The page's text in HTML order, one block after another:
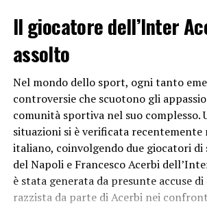
infrastrutture. Ovviamente per
necessario tenere una direzione
transizione.
Ad oggi, però, resta certo il dato
delsistema energetico europeo,
disposto alcuno stop circa
importante, quindi, evitare che venga
cooperazione tra gli Stati Membri e
agire a fronte di misure di
efficaci.
Il giocatore dell’Inter
assolto
Nel mondo dello sport, ogni tanto
controversie che scuotono gli
comunità sportiva nel suo complesso.
situazioni si è verificata recentemente
italiano, coinvolgendo due giocatori di
del Napoli e Francesco Acerbi
è stata generata da presunte accuse
razzista da parte di Acerbi nei